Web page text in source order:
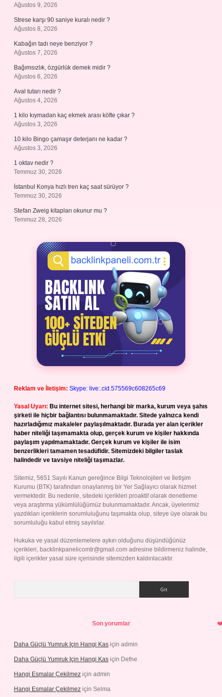
Ağustos 9, 2026
Strese karşı 90 saniye kuralı nedir ?
Ağustos 8, 2026
Kabağın tadı neye benziyor ?
Ağustos 7, 2026
Bağımsızlık, özgürlük demek midir ?
Ağustos 6, 2026
Aval tutarı nedir ?
Ağustos 4, 2026
1 kilo kıymadan kaç ekmek arası köfte çıkar ?
Ağustos 3, 2026
10 kilo Bingo çamaşır deterjanı ne kadar ?
Ağustos 3, 2026
1 oktav nedir ?
Temmuz 30, 2026
İstanbul Konya hızlı tren kaç saat sürüyor ?
Temmuz 30, 2026
Stefan Zweig kitapları okunur mu ?
Temmuz 28, 2026
Reklam ve İletişim: Skype: live:.cid.575569c608265c69
Yasal Uyarı: Bu internet sitesi, herhangi bir marka, kurum veya şahıs
şirketi ile hiçbir bağlantısı bulunmamaktadır. Sitede yalnızca kendi
hazırladığımız makaleler paylaşılmaktadır. Burada yer alan içerikler
haber niteliği taşımamakta olup, gerçek kurum ve kişiler hakkında
paylaşım yapılmamaktadır. Gerçek kurum ve kişiler ile isim
benzerlikleri tamamen tesadüfidir. Sitemizdeki bilgiler taslak
halindedir ve tavsiye niteliği taşımazlar.
Sitemiz, 5651 Sayılı Kanun gereğince Bilgi Teknolojileri ve İletişim
Kurumu (BTK) tarafından onaylanmış bir Yer Sağlayıcı olarak hizmet
vermektedir. Bu nedenle, sitedeki içerikleri proaktif olarak denetleme
veya araştırma yükümlülüğümüz bulunmamaktadır. Ancak, üyelerimiz
yazdıkları içeriklerin sorumluluğunu taşımakta olup, siteye üye olarak bu
sorumluluğu kabul etmiş sayılırlar.
Hukuka ve yasal düzenlemelere aykırı olduğunu düşündüğünüz
içerikleri, backlinkpanelicomtr@gmail.com adresine bildirmeniz halinde,
ilgili içerikler yasal süre içerisinde sitemizden kaldırılacaktır.
Son yorumlar
Daha Güçlü Yumruk Için Hangi Kas için admin
Daha Güçlü Yumruk Için Hangi Kas için Defne
Hangi Esmalar Çekilmez için admin
Hangi Esmalar Çekilmez için Selma